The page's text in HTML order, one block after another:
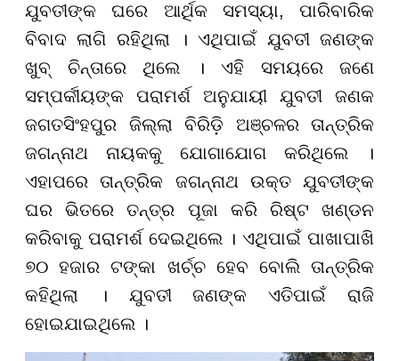
ଯୁବତୀଙ୍କ ଘରେ ଆର୍ଥିକ ସମସ୍ୟା, ପାରିବାରିକ
ବିବାଦ ଲାଗି ରହିଥିଲା । ଏଥିପାଇଁ ଯୁବତୀ ଜଣଙ୍କ
ଖୁବ୍ ଚିନ୍ତାରେ ଥିଲେ । ଏହି ସମୟରେ ଜଣେ
ସମ୍ପର୍କୀୟଙ୍କ ପରାମର୍ଶ ଅନୁଯାୟୀ ଯୁବତୀ ଜଣକ
ଜଗତସିଂହପୁର ଜିଲ୍ଲା ବିରିଡ଼ି ଅଞ୍ଚଳର ତାନ୍ତ୍ରିକ
ଜଗନ୍ନାଥ ନାୟକକୁ ଯୋଗାଯୋଗ କରିଥିଲେ ।
ଏହାପରେ ତାନ୍ତ୍ରିକ ଜଗନ୍ନାଥ ଉକ୍ତ ଯୁବତୀଙ୍କ
ଘର ଭିତରେ ତନ୍ତ୍ର ପୂଜା କରି ରିଷ୍ଟ ଖଣ୍ଡନ
କରିବାକୁ ପରାମର୍ଶ ଦେଇଥିଲେ । ଏଥିପାଇଁ ପାଖାପାଖି
୭୦ ହଜାର ଟଙ୍କା ଖର୍ଚ୍ଚ ହେବ ବୋଲି ତାନ୍ତ୍ରିକ
କହିଥିଲା । ଯୁବତୀ ଜଣଙ୍କ ଏତିପାଇଁ ରାଜି
ହୋଇଯାଇଥିଲେ ।